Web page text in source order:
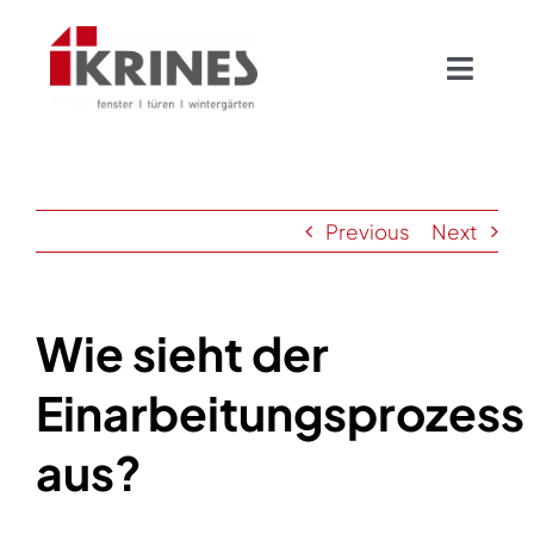
content
Jobs
Über Uns
Previous Next
Wie sieht der
Einarbeitungsprozess
aus?